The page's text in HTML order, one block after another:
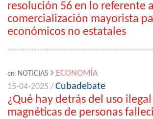
resolución 56 en lo referente
comercialización mayorista
económicos no estatales
en: NOTICIAS
ECONOMÍA
15-04-2025 /Cubadebate
¿Qué hay detrás del uso
magnéticas de personas